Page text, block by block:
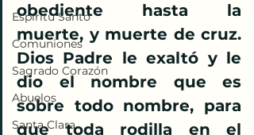
Espíritu Santo
Comuniones
Sagrado Corazón
Abuelos
Santa Clara
obediente hasta la
muerte, y muerte de cruz.
Dios Padre le exaltó y le
dio el nombre que es
sobre todo nombre, para
que toda rodilla en el